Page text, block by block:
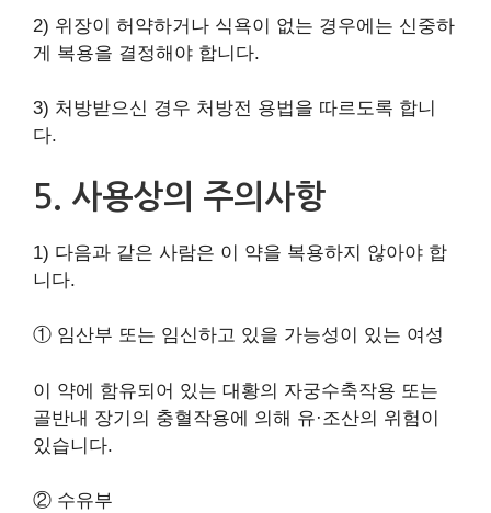
2) 위장이 허약하거나 식욕이 없는 경우에는 신중하
게 복용을 결정해야 합니다.
3) 처방받으신 경우 처방전 용법을 따르도록 합니
다.
5. 사용상의 주의사항
1) 다음과 같은 사람은 이 약을 복용하지 않아야 합
니다.
① 임산부 또는 임신하고 있을 가능성이 있는 여성
이 약에 함유되어 있는 대황의 자궁수축작용 또는
골반내 장기의 충혈작용에 의해 유·조산의 위험이
있습니다.
② 수유부